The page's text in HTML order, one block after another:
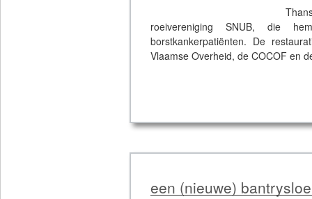
roeivereniging SNUB, die
borstkankerpatiënten. De
Vlaamse Overheid, de COCOF en
een (nieuwe)